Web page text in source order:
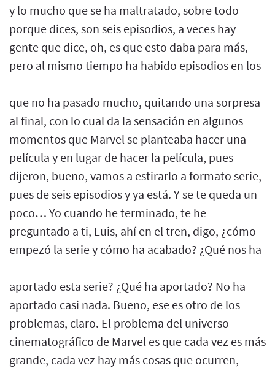
y lo mucho que se ha maltratado, sobre todo
porque dices, son seis episodios, a veces hay
gente que dice, oh, es que esto daba para más,
pero al mismo tiempo ha habido episodios en los
que no ha pasado mucho, quitando una sorpresa
al final, con lo cual da la sensación en algunos
momentos que Marvel se planteaba hacer una
película y en lugar de hacer la película, pues
dijeron, bueno, vamos a estirarlo a formato serie,
pues de seis episodios y ya está. Y se te queda un
poco… Yo cuando he terminado, te he
preguntado a ti, Luis, ahí en el tren, digo, ¿cómo
empezó la serie y cómo ha acabado? ¿Qué nos ha
aportado esta serie? ¿Qué ha aportado? No ha
aportado casi nada. Bueno, ese es otro de los
problemas, claro. El problema del universo
cinematográfico de Marvel es que cada vez es más
grande, cada vez hay más cosas que ocurren,